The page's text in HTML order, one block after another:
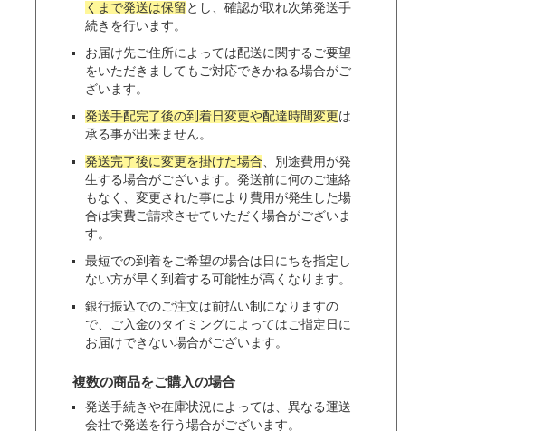
くまで発送は保留 とし、確認が取れ次第発送手
続きを行います。
お届け先ご住所によっては配送に関するご要望
をいただきましてもご対応できかねる場合がご
ざいます。
発送手配完了後の到着日変更や配達時間変更は
承る事が出来ません。
発送完了後に変更を掛けた場合、別途費用が発
生する場合がございます。発送前に何のご連絡
もなく、変更された事により費用が発生した場
合は実費ご請求させていただく場合がございま
す。
最短での到着をご希望の場合は日にちを指定し
ない方が早く到着する可能性が高くなります。
銀行振込でのご注文は前払い制になりますの
で、ご入金のタイミングによってはご指定日に
お届けできない場合がございます。
複数の商品をご購入の場合
発送手続きや在庫状況によっては、異なる運送
会社で発送を行う場合がございます。